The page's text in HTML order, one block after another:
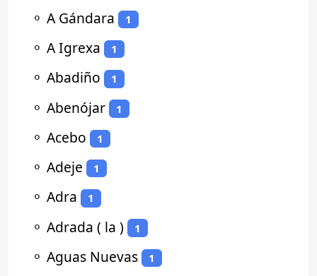
⚬ A Gándara 1
⚬ A Igrexa 1
⚬ Abadiño 1
⚬ Abenójar 1
⚬ Acebo 1
⚬ Adeje 1
⚬ Adra 1
⚬ Adrada ( la ) 1
⚬ Aguas Nuevas 1